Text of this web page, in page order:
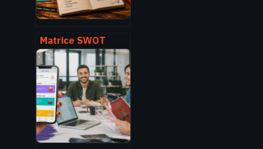
Matrice SWOT
personnelle : 4
quadrants pour
transformer vos
faiblesses en
leviers de carrière